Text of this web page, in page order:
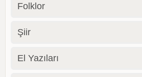
Folklor
Şiir
El Yazıları